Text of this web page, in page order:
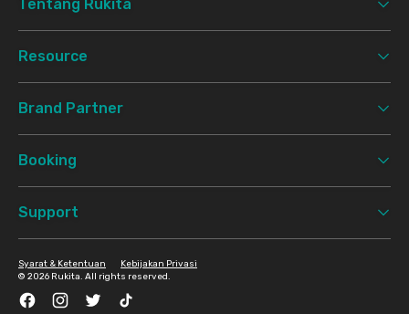
Tentang Rukita
Resource
Brand Partner
Booking
Support
© 2026 Rukita. All rights reserved.
Syarat & Ketentuan Kebijakan Privasi
FacebookInstagramTwitter TikTok